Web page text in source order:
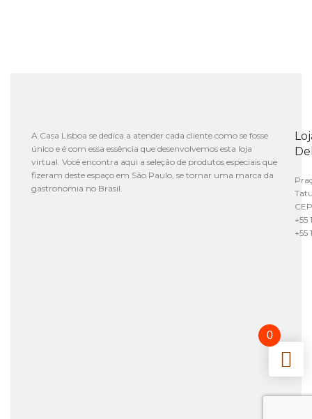
A Casa Lisboa se dedica a atender cada cliente como se fosse
único e é com essa essência que desenvolvemos esta loja
virtual. Você encontra aqui a seleção de produtos especiais que
fizeram deste espaço em São Paulo, se tornar uma marca da
gastronomia no Brasil.
+55
+55
0